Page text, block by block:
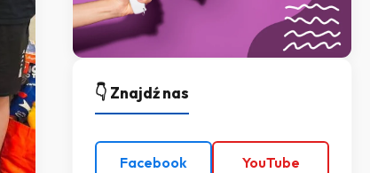
👇 Znajdź nas
Facebook YouTube